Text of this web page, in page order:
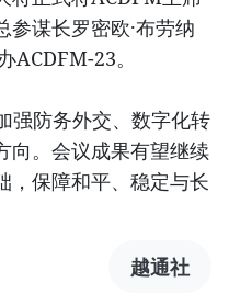
谋长罗密欧·布劳纳
ACDFM-23。
强防务外交、数字化转
向。会议成果有望继续
，保障和平、稳定与长
越通社